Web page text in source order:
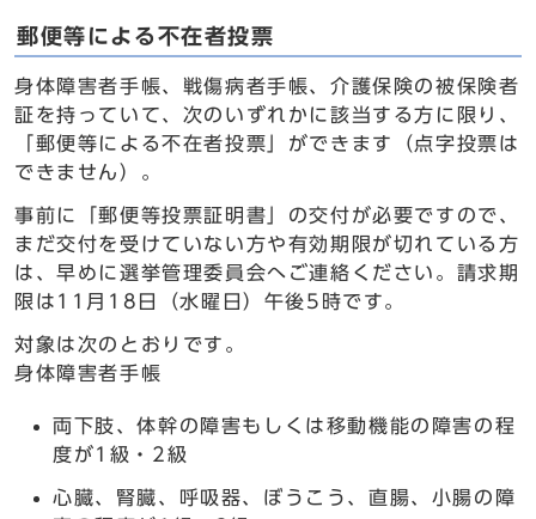
郵便等による不在者投票
身体障害者手帳、戦傷病者手帳、介護保険の被保険者
証を持っていて、次のいずれかに該当する方に限り、
「郵便等による不在者投票」ができます（点字投票は
できません）。
事前に「郵便等投票証明書」の交付が必要ですので、
まだ交付を受けていない方や有効期限が切れている方
は、早めに選挙管理委員会へご連絡ください。請求期
限は11月18日（水曜日）午後5時です。
対象は次のとおりです。
身体障害者手帳
両下肢、体幹の障害もしくは移動機能の障害の程
度が1級・2級
心臓、腎臓、呼吸器、ぼうこう、直腸、小腸の障